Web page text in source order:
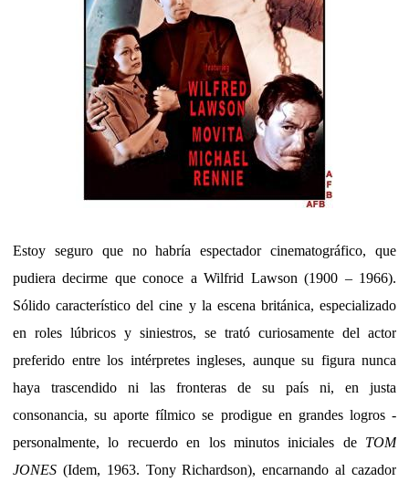
Estoy seguro que no habría espectador cinematográfico, que
pudiera decirme que conoce a Wilfrid Lawson (1900 – 1966).
Sólido característico del cine y la escena británica, especializado
en roles lúbricos y siniestros, se trató curiosamente del actor
preferido entre los intérpretes ingleses, aunque su figura nunca
haya trascendido ni las fronteras de su país ni, en justa
consonancia, su aporte fílmico se prodigue en grandes logros -
personalmente, lo recuerdo en los minutos iniciales de TOM
JONES (Idem, 1963. Tony Richardson), encarnando al cazador